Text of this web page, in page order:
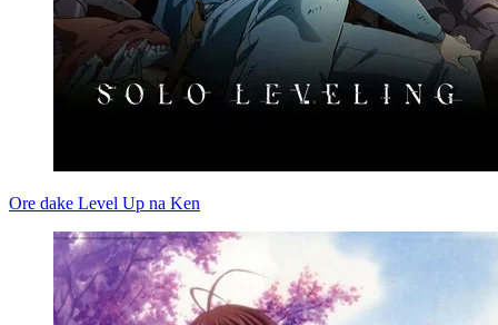
Ore dake Level Up na Ken